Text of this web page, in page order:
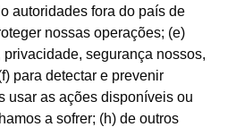
autoridades fora do país de
nossas operações; (e)
segurança nossos,
para detectar e prevenir
usar as ações disponíveis ou
a sofrer; (h) de outros